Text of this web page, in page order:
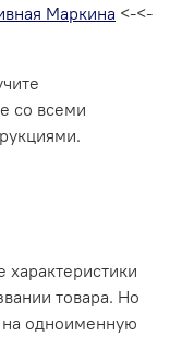
Маркина <-<-
со всеми
товара. Но
одноименную